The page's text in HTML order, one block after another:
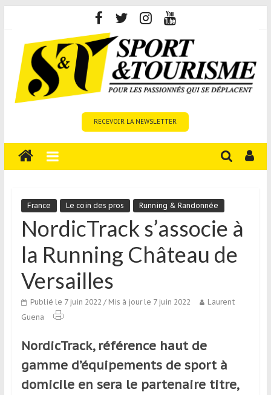
content
Tourisme
est
média
sur
tourisme
sportif
qui
aux
voyageurs
ou
réguliers,
pratiquants,
RECEVOIR LA NEWSLETTER
France Le coin des pros Running & Randonnée
NordicTrack s’associe à
la Running Château de
Versailles
Publié le 7 juin 2022 / Mis à jour le 7 juin 2022
Laurent
Guena
NordicTrack, référence haut de
gamme d’équipements de sport à
domicile en sera le partenaire titre,